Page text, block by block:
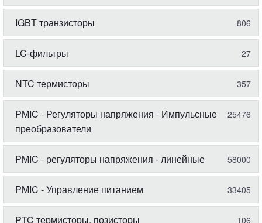
IGBT транзисторы 806
LC-фильтры 27
NTC термисторы 357
PMIC - Регуляторы напряжения - Импульсные
преобразователи
25476
PMIC - регуляторы напряжения - линейные 58000
PMIC - Управление питанием 33405
PTC термисторы, позисторы 106